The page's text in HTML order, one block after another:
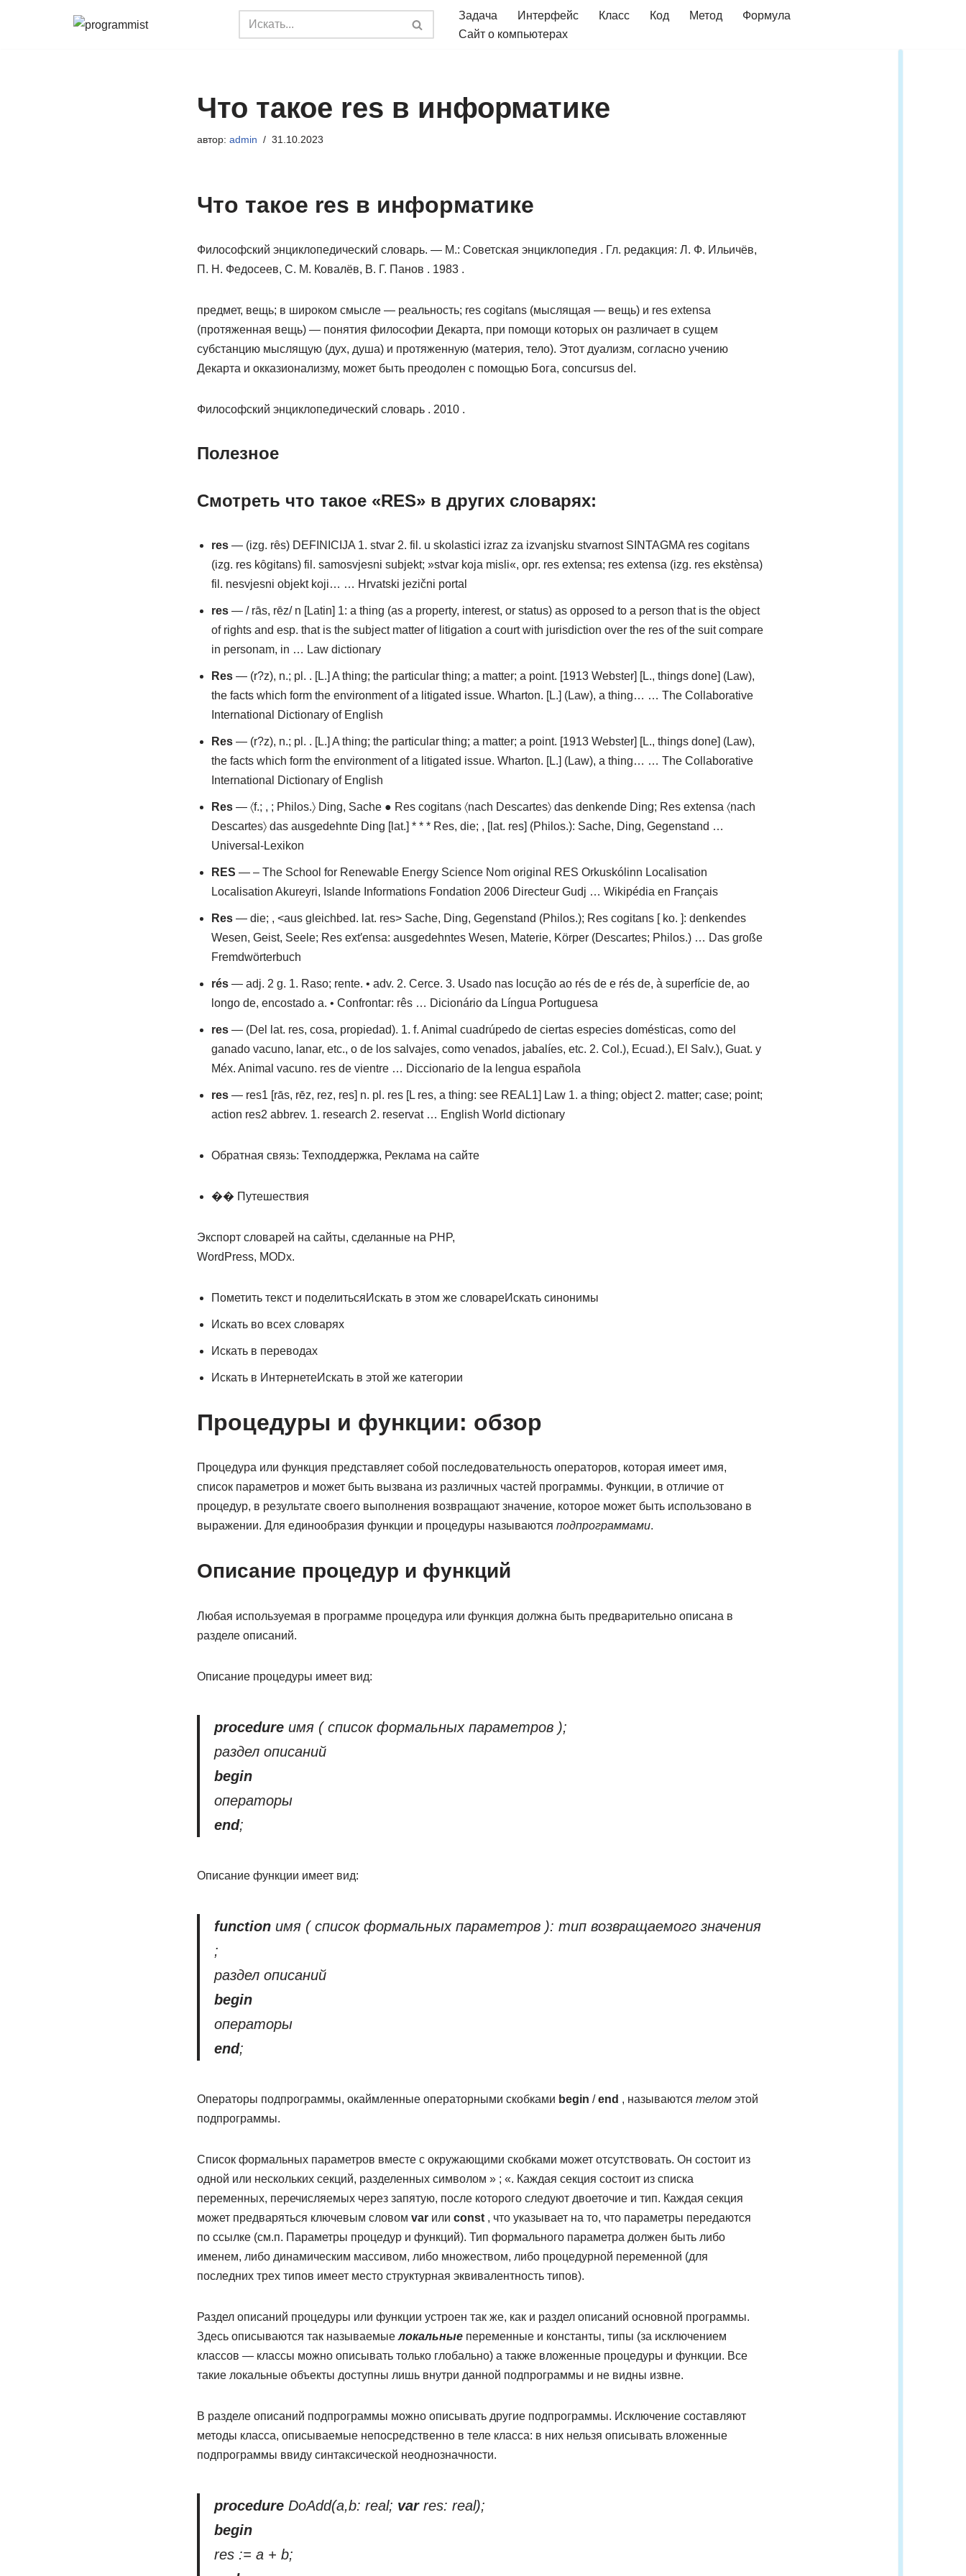
Задача Интерфейс Класс Код Метод
Формула
Сайт о компьютерах
Что такое res в информатике
автор: admin 31.10.2023
Что такое res в информатике
Философский энциклопедический словарь. — М.: Советская энциклопедия . Гл. редакция: Л. Ф. Ильичёв,
П. Н. Федосеев, С. М. Ковалёв, В. Г. Панов . 1983 .
предмет, вещь; в широком смысле — реальность; res cogitans (мыслящая — вещь) и res extensa
(протяженная вещь) — понятия философии Декарта, при помощи которых он различает в сущем
субстанцию мыслящую (дух, душа) и протяженную (материя, тело). Этот дуализм, согласно учению
Декарта и окказионализму, может быть преодолен с помощью Бога, concursus del.
Философский энциклопедический словарь . 2010 .
Полезное
Смотреть что такое «RES» в других словарях:
res— (izg. rȇs) DEFINICIJA 1. stvar 2. fil. u skolastici izraz za izvanjsku stvarnost SINTAGMA res cogitans
(izg. res kȏgitans) fil. samosvjesni subjekt; »stvar koja misli«, opr. res extensa; res extensa (izg. res ekstènsa)
fil. nesvjesni objekt koji… … Hrvatski jezični portal
res— / rās, rēz/ n [Latin] 1: a thing (as a property, interest, or status) as opposed to a person that is the object
of rights and esp. that is the subject matter of litigation a court with jurisdiction over the res of the suit compare
in personam, in … Law dictionary
Res— (r?z), n.; pl. . [L.] A thing; the particular thing; a matter; a point. [1913 Webster] [L., things done] (Law),
the facts which form the environment of a litigated issue. Wharton. [L.] (Law), a thing… … The Collaborative
International Dictionary of English
Res— (r?z), n.; pl. . [L.] A thing; the particular thing; a matter; a point. [1913 Webster] [L., things done] (Law),
the facts which form the environment of a litigated issue. Wharton. [L.] (Law), a thing… … The Collaborative
International Dictionary of English
Res— 〈f.; , ; Philos.〉 Ding, Sache ● Res cogitans 〈nach Descartes〉 das denkende Ding; Res extensa 〈nach
Descartes〉 das ausgedehnte Ding [lat.] * * * Res, die; , [lat. res] (Philos.): Sache, Ding, Gegenstand …
Universal-Lexikon
RES — – The School for Renewable Energy Science Nom original RES Orkuskólinn Localisation
Localisation Akureyri, Islande Informations Fondation 2006 Directeur Gudj … Wikipédia en Français
Res— die; , <aus gleichbed. lat. res> Sache, Ding, Gegenstand (Philos.); Res cogitans [ ko. ]: denkendes
Wesen, Geist, Seele; Res ext′ensa: ausgedehntes Wesen, Materie, Körper (Descartes; Philos.) … Das große
Fremdwörterbuch
rés— adj. 2 g. 1. Raso; rente. • adv. 2. Cerce. 3. Usado nas locução ao rés de e rés de, à superfície de, ao
longo de, encostado a. • Confrontar: rês … Dicionário da Língua Portuguesa
res— (Del lat. res, cosa, propiedad). 1. f. Animal cuadrúpedo de ciertas especies domésticas, como del
ganado vacuno, lanar, etc., o de los salvajes, como venados, jabalíes, etc. 2. Col.), Ecuad.), El Salv.), Guat. y
Méx. Animal vacuno. res de vientre … Diccionario de la lengua española
res— res1 [rās, rēz, rez, res] n. pl. res [L res, a thing: see REAL1] Law 1. a thing; object 2. matter; case; point;
action res2 abbrev. 1. research 2. reservat … English World dictionary
Обратная связь: Техподдержка, Реклама на сайте
�� Путешествия
Экспорт словарей на сайты, сделанные на PHP,
WordPress, MODx.
Пометить текст и поделитьсяИскать в этом же словареИскать синонимы
Искать во всех словарях
Искать в переводах
Искать в ИнтернетеИскать в этой же категории
Процедуры и функции: обзор
Процедура или функция представляет собой последовательность операторов, которая имеет имя,
список параметров и может быть вызвана из различных частей программы. Функции, в отличие от
процедур, в результате своего выполнения возвращают значение, которое может быть использовано в
выражении. Для единообразия функции и процедуры называются подпрограммами.
Описание процедур и функций
Любая используемая в программе процедура или функция должна быть предварительно описана в
разделе описаний.
Описание процедуры имеет вид:
procedureимя ( список формальных параметров );
раздел описаний
begin
операторы
end;
Описание функции имеет вид:
functionимя ( список формальных параметров ): тип возвращаемого значения
;
раздел описаний
begin
операторы
end;
Операторы подпрограммы, окаймленные операторными скобками begin /end , называются теломэтой
подпрограммы.
Список формальных параметров вместе с окружающими скобками может отсутствовать. Он состоит из
одной или нескольких секций, разделенных символом » ; «. Каждая секция состоит из списка
переменных, перечисляемых через запятую, после которого следуют двоеточие и тип. Каждая секция
может предваряться ключевым словом varили const, что указывает на то, что параметры передаются
по ссылке (см.п. Параметры процедур и функций). Тип формального параметра должен быть либо
именем, либо динамическим массивом, либо множеством, либо процедурной переменной (для
последних трех типов имеет место структурная эквивалентность типов).
Раздел описаний процедуры или функции устроен так же, как и раздел описаний основной программы.
Здесь описываются так называемыелокальные переменные и константы, типы (за исключением
классов — классы можно описывать только глобально) а также вложенные процедуры и функции. Все
такие локальные объекты доступны лишь внутри данной подпрограммы и не видны извне.
В разделе описаний подпрограммы можно описывать другие подпрограммы. Исключение составляют
методы класса, описываемые непосредственно в теле класса: в них нельзя описывать вложенные
подпрограммы ввиду синтаксической неоднозначности.
procedureDoAdd(a,b: real; varres: real);
begin
res := a + b;